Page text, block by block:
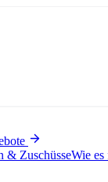
& ZuschüsseWie